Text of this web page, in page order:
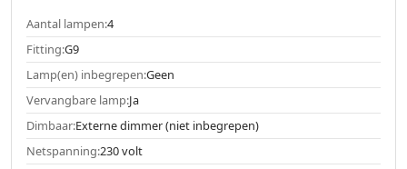
Aantal lampen:4
Fitting:G9
Lamp(en) inbegrepen:Geen
Vervangbare lamp:Ja
Dimbaar:Externe dimmer (niet inbegrepen)
Netspanning:230 volt